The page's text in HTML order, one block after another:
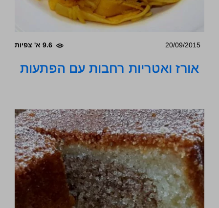
20/09/2015 9.6 א' צפיות
אורז ואטריות רחבות עם הפתעות